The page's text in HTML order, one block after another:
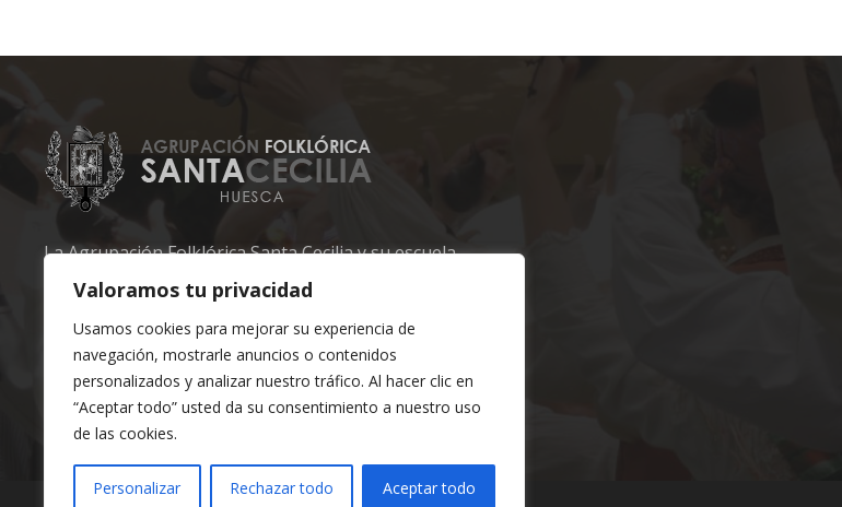
Valoramos tu privacidad
Usamos cookies para mejorar su experiencia de
navegación, mostrarle anuncios o contenidos
personalizados y analizar nuestro tráfico. Al hacer clic en
“Aceptar todo” usted da su consentimiento a nuestro uso
de las cookies.
Personalizar Rechazar todo Aceptar todo
La Agrupación Folklórica Santa Cecilia y su escuela
son unas de las más veteranas del Altoaragón.
Ayúdanos a mantener lo nuestro.
Santa Cecilia, mucho más que una escuela.